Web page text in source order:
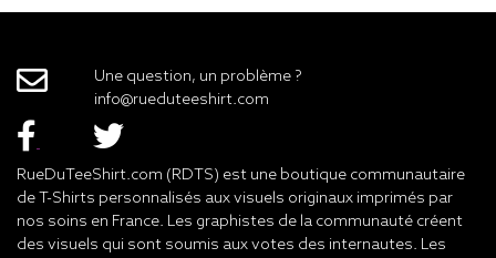
Une question, un problème ?
info@rueduteeshirt.com
RueDuTeeShirt.com (RDTS) est une boutique communautaire
de T-Shirts personnalisés aux visuels originaux imprimés par
nos soins en France. Les graphistes de la communauté créent
des visuels qui sont soumis aux votes des internautes. Les